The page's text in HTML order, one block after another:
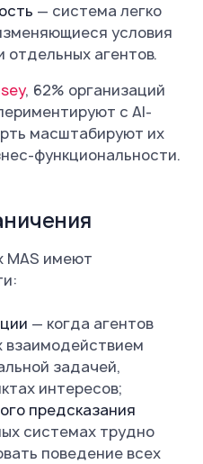
— система легко
условия
агентов.
, 62% организаций
с AI-
масштабируют их
функциональности.
MAS имеют
— когда агентов
взаимодействием
задачей,
интересов;
предсказания
системах трудно
поведение всех